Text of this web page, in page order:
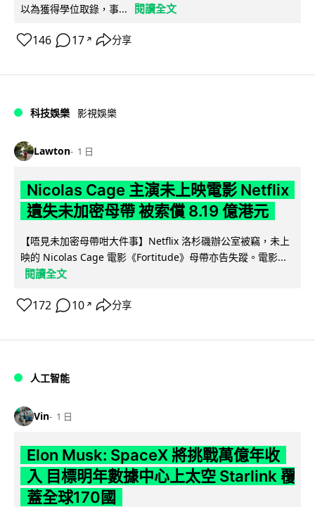
以為獲得學位取錄，事...
閱讀全文
146 17 ↗ 分享
科技娛樂 影視娛樂
Lawton 1 日
Nicolas Cage 主演未上映電影 Netflix
遺失未加密母帶 被索償 8.19 億港元
【唔見未加密母帶咁大件事】Netflix 洛杉磯辦公室被竊，未上
映的 Nicolas Cage 電影《Fortitude》母帶亦告失蹤。電影...
閱讀全文
172 10 ↗ 分享
人工智能
Vin 1 日
Elon Musk: SpaceX 將挑戰萬億年收
入 目標明年數據中心上太空 Starlink 覆
蓋全球170國